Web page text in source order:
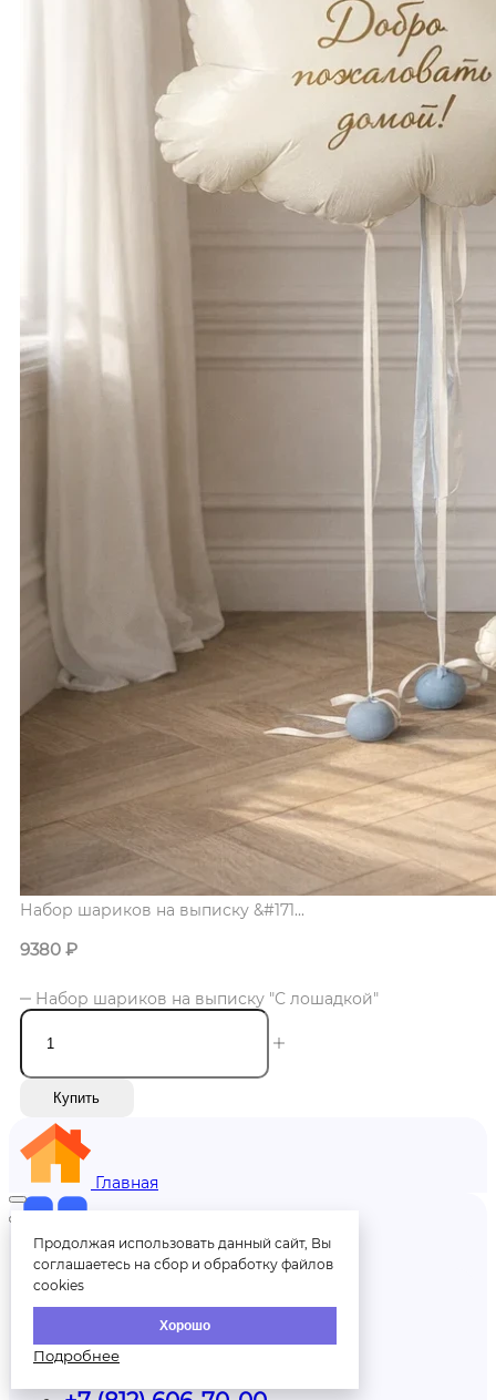
Набор шариков на выписку &#171...
9380 ₽
Набор шариков на выписку "С лошадкой"
Купить
Главная
Меню
Продолжая использовать данный сайт, Вы
соглашаетесь на сбор и обработку файлов
cookies
Хорошо
Подробнее